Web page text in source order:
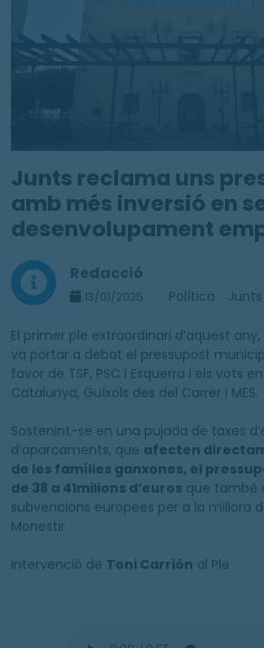
Junts reclama uns
amb més inversió en
desenvolupament
Redacció
13/01/2025 Política
El primer ple extraordinari d’aquest
va portar a debat el pressupost
favor de TSF, PSC i Esquerra i els vots
Catalunya, Guíxols des del Carrer i MES.
Sostenint-se en una pujada de taxes
d’aparcaments, que afecten
de les famílies ganxones, el
de 38 a 41milions d’euros que també
subvencions europees per a la millora
Monestir.
Intervenció de Toni Carrión al Ple